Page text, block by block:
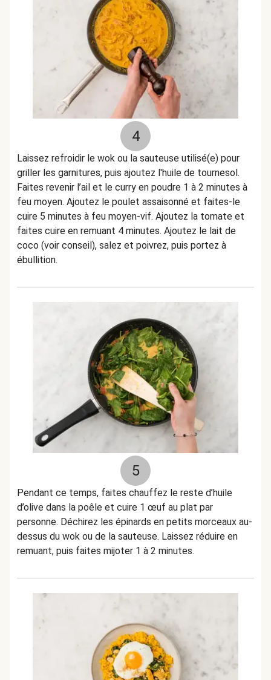
4
Laissez refroidir le wok ou la sauteuse utilisé(e) pour
griller les garnitures, puis ajoutez l'huile de tournesol.
Faites revenir l’ail et le curry en poudre 1 à 2 minutes à
feu moyen. Ajoutez le poulet assaisonné et faites-le
cuire 5 minutes à feu moyen-vif. Ajoutez la tomate et
faites cuire en remuant 4 minutes. Ajoutez le lait de
coco (voir conseil), salez et poivrez, puis portez à
ébullition.
5
Pendant ce temps, faites chauffez le reste d’huile
d’olive dans la poêle et cuire 1 œuf au plat par
personne. Déchirez les épinards en petits morceaux au-
dessus du wok ou de la sauteuse. Laissez réduire en
remuant, puis faites mijoter 1 à 2 minutes.